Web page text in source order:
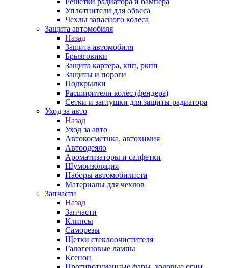
Уплотнители для обвеса
Чехлы запасного колеса
Защита автомобиля
Назад
Защита автомобиля
Брызговики
Защита картера, кпп, ркпп
Защиты и пороги
Подкрылки
Расширители колес (фендера)
Сетки и заглушки для защиты радиатора
Уход за авто
Назад
Уход за авто
Автокосметика, автохимия
Автоодеяло
Ароматизаторы и салфетки
Шумоизоляция
Наборы автомобилиста
Материалы для чехлов
Запчасти
Назад
Запчасти
Клипсы
Саморезы
Щетки стеклоочистителя
Галогеновые лампы
Ксенон